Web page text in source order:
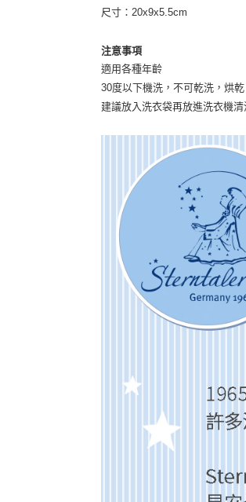
尺寸：20x9x5.5cm
注意事項
適用各種年齡
30度以下機洗，不可乾洗，烘乾
建議放入洗衣袋再放進洗衣機